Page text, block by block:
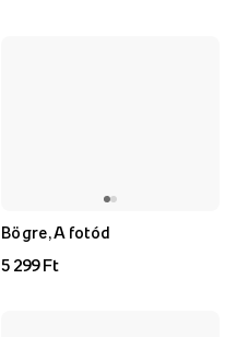
Bögre, A fotód
5 299 Ft